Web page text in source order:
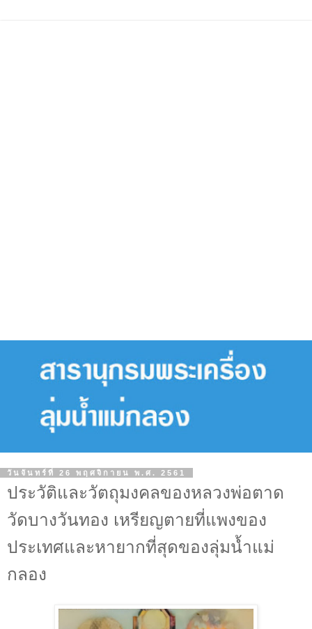
วันจันทร์ที่ 26 พฤศจิกายน พ.ศ. 2561
ประวัติและวัตถุมงคลของหลวงพ่อตาด
วัดบางวันทอง เหรียญตายที่แพงของ
ประเทศและหายากที่สุดของลุ่มน้ำแม่
กลอง